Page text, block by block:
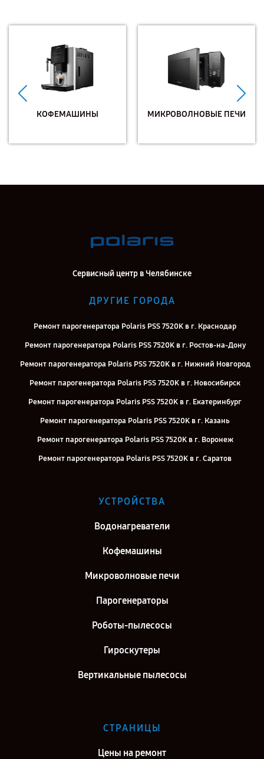
КОФЕМАШИНЫ МИКРОВОЛНОВЫЕ ПЕЧИ
Сервисный центр в Челябинске
ДРУГИЕ ГОРОДА
Ремонт парогенератора Polaris PSS 7520K в г. Краснодар
Ремонт парогенератора Polaris PSS 7520K в г. Ростов-на-Дону
Ремонт парогенератора Polaris PSS 7520K в г. Нижний Новгород
Ремонт парогенератора Polaris PSS 7520K в г. Новосибирск
Ремонт парогенератора Polaris PSS 7520K в г. Екатеринбург
Ремонт парогенератора Polaris PSS 7520K в г. Казань
Ремонт парогенератора Polaris PSS 7520K в г. Воронеж
Ремонт парогенератора Polaris PSS 7520K в г. Саратов
Ремонт парогенератора Polaris PSS 7520K в г. Киров
Ремонт парогенератора Polaris PSS 7520K в г. Санкт-Петербург
УСТРОЙСТВА
Водонагреватели
Кофемашины
Микроволновые печи
Парогенераторы
Роботы-пылесосы
Гироскутеры
Вертикальные пылесосы
СТРАНИЦЫ
Цены на ремонт